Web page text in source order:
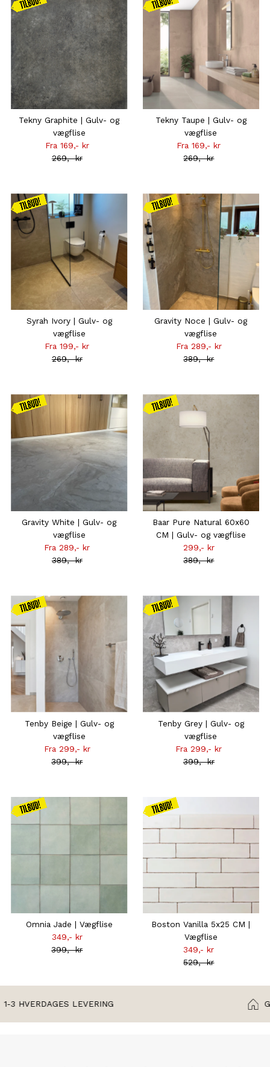
Kampagnen
frem til
31.08
Tekny Graphite | Gulv- og
vægflise
Tilbudsprisen
Fra 169,- kr
Normal
269,- kr
Kampagnen
gælder
frem til
Tekny Taupe | Gulv- og
vægflise
Tilbudsprisen
Fra 169,- kr
Normal
269,- kr
Kampagnen
gælder
frem til
31.08
Syrah Ivory | Gulv- og
vægflise
Tilbudsprisen
Fra 199,- kr
Normal
269,- kr
Kampagnen
frem til d.
16.08
Gravity Noce | Gulv- og
vægflise
Tilbudsprisen
Fra 289,- kr
Normal
389,- kr
Kampagnen
frem til d.
16.08
Gravity White | Gulv- og
vægflise
Tilbudsprisen
Fra 289,- kr
Normal
389,- kr
Kampagnen
frem til d.
16.08
Baar Pure Natural 60x60
CM | Gulv- og vægflise
Tilbudsprisen
299,- kr
Normal
389,- kr
Kampagnen
gælder
frem til
Tenby Beige | Gulv- og
vægflise
Tilbudsprisen
Fra 299,- kr
Normal
399,- kr
Kampagnen
gælder
frem til
31.08
Tenby Grey | Gulv- og
vægflise
Tilbudsprisen
Fra 299,- kr
Normal
399,- kr
Kampagnen
gælder
frem til d.
Omnia Jade | Vægflise
Tilbudsprisen
349,- kr
Normal
399,- kr
Kampagnen
gælder
frem til d.
Boston Vanilla 5x25 CM |
Vægflise
Tilbudsprisen
349,- kr
Normal
529,- kr
GRATIS OPBEVARING I 2 UGER